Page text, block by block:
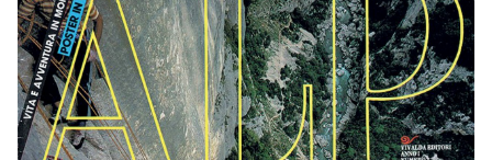
Sommario
Editoriale